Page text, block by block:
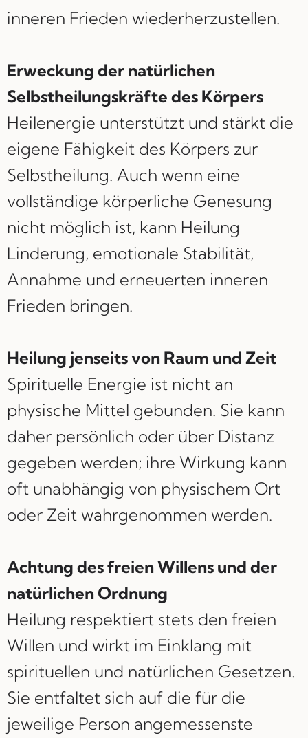
inneren Frieden wiederherzustellen.
Erweckung der natürlichen
Selbstheilungskräfte des Körpers
Heilenergie unterstützt und stärkt die
eigene Fähigkeit des Körpers zur
Selbstheilung. Auch wenn eine
vollständige körperliche Genesung
nicht möglich ist, kann Heilung
Linderung, emotionale Stabilität,
Annahme und erneuerten inneren
Frieden bringen.
Heilung jenseits von Raum und Zeit
Spirituelle Energie ist nicht an
physische Mittel gebunden. Sie kann
daher persönlich oder über Distanz
gegeben werden; ihre Wirkung kann
oft unabhängig von physischem Ort
oder Zeit wahrgenommen werden.
Achtung des freien Willens und der
natürlichen Ordnung
Heilung respektiert stets den freien
Willen und wirkt im Einklang mit
spirituellen und natürlichen Gesetzen.
Sie entfaltet sich auf die für die
jeweilige Person angemessenste